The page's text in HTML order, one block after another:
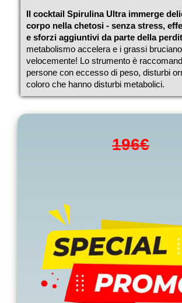
Il cocktail Spirulina Ultra immerge
corpo nella chetosi - senza stress,
e sforzi aggiuntivi da parte della
metabolismo accelera e i grassi bruciano
velocemente! Lo strumento è
persone con eccesso di peso, disturbi
coloro che hanno disturbi metabolici.
196€